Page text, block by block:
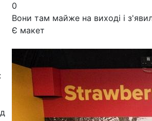
0
Вони там майже на виході і
Є макет